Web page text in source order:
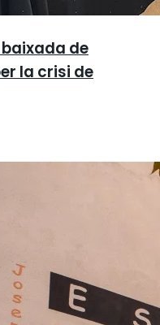
de
la crisi de